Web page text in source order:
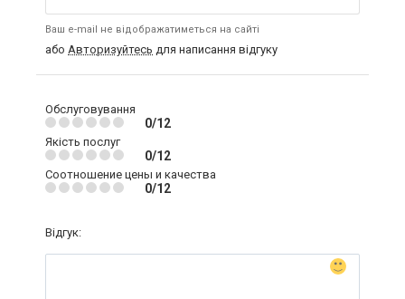
Ваш e-mail не відображатиметься на сайті
або Авторизуйтесь для написання відгуку
Обслуговування
0/12
Якість послуг
0/12
Соотношение цены и качества
0/12
Відгук: